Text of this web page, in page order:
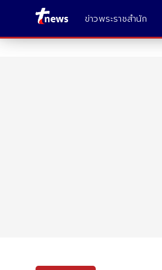
ข่าวพระราชสำนัก